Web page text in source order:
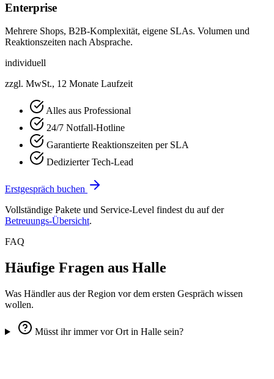
Enterprise
Mehrere Shops, B2B-Komplexität, eigene SLAs. Volumen und
Reaktionszeiten nach Absprache.
individuell
zzgl. MwSt., 12 Monate Laufzeit
Alles aus Professional
24/7 Notfall-Hotline
Garantierte Reaktionszeiten per SLA
Dedizierter Tech-Lead
Erstgespräch buchen
Vollständige Pakete und Service-Level findest du auf der
Betreuungs-Übersicht.
FAQ
Häufige Fragen aus Halle
Was Händler aus der Region vor dem ersten Gespräch wissen
wollen.
Müsst ihr immer vor Ort in Halle sein?